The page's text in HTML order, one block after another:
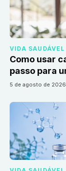
VIDA SAUDÁVEL
Como usar
passo para
5 de agosto de 2026